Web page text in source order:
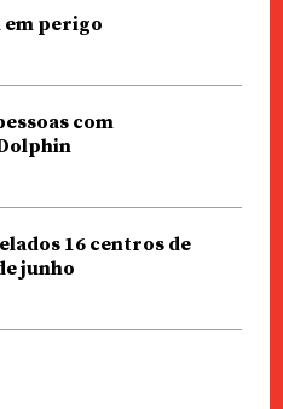
em perigo
com
16 centros de
junho